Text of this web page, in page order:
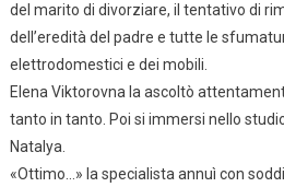
del marito di divorziare, il tentativo di
dell’eredità del padre e tutte le
elettrodomestici e dei mobili.
Elena Viktorovna la ascoltò
tanto in tanto. Poi si immersi nello
Natalya.
«Ottimo…» la specialista annuì con